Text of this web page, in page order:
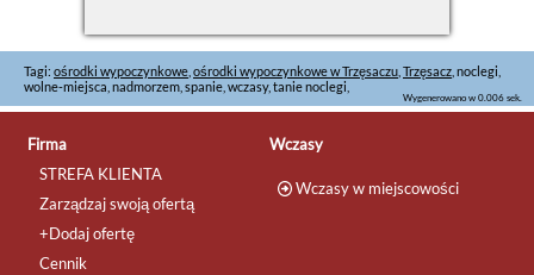
Tagi: ośrodki wypoczynkowe ośrodki wypoczynkowe w Trzęsaczu Trzęsacz , noclegi,
wolne-miejsca, nadmorzem, spanie, wczasy, tanie noclegi,
Wygenerowano w 0.006 sek.
Firma
STREFA KLIENTA
Zarządzaj swoją ofertą
+Dodaj ofertę
Cennik
Wczasy
Wczasy w miejscowości